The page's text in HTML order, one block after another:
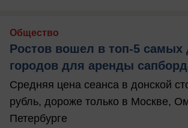
Общество
Ростов вошел в топ-5 самых
городов для аренды
Средняя цена сеанса в донской
рубль, дороже только в Москве,
Петербурге